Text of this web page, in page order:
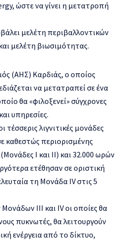
ώστε να γίνει η μετατροπή
μελέτη περιβαλλοντικών
μελέτη βιωσιμότητας.
(ΑΗΣ) Καρδιάς, ο οποίος
να μετατραπεί σε ένα
θα «φιλοξενεί» σύγχρονες
υπηρεσίες.
τέσσερις λιγνιτικές μονάδες
καθεστώς περιορισμένης
Ι και ΙΙ) και 32.000 ωρών
ετέθησαν σε οριστική
τη Μονάδα IV στις 5
ΙΙΙ και IV οι οποίες θα
πυκνωτές, θα λειτουργούν
ενέργεια από το δίκτυο,